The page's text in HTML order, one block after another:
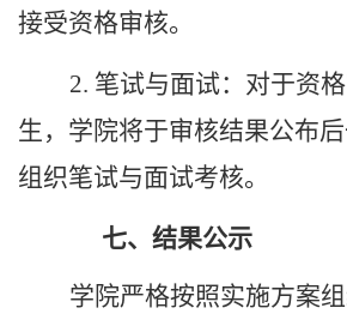
接受资格审核。
2. 笔试与面试： 对于资
生，学院将于审核结果公布
组织笔试与面试考核。
七、结果公示
学院严格按照实施方案组